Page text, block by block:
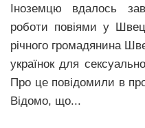
Іноземцю вдалось
роботи повіями у
річного громадянина
українок для
Про це повідомили в
Відомо, що...